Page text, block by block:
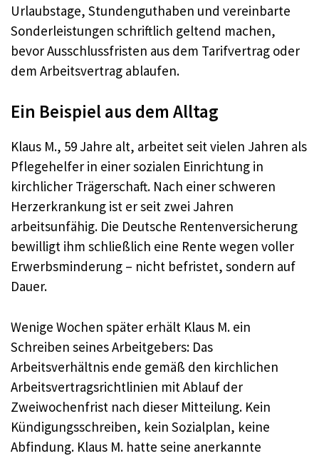
Urlaubstage, Stundenguthaben und vereinbarte
Sonderleistungen schriftlich geltend machen,
bevor Ausschlussfristen aus dem Tarifvertrag oder
dem Arbeitsvertrag ablaufen.
Ein Beispiel aus dem Alltag
Klaus M., 59 Jahre alt, arbeitet seit vielen Jahren als
Pflegehelfer in einer sozialen Einrichtung in
kirchlicher Trägerschaft. Nach einer schweren
Herzerkrankung ist er seit zwei Jahren
arbeitsunfähig. Die Deutsche Rentenversicherung
bewilligt ihm schließlich eine Rente wegen voller
Erwerbsminderung – nicht befristet, sondern auf
Dauer.
Wenige Wochen später erhält Klaus M. ein
Schreiben seines Arbeitgebers: Das
Arbeitsverhältnis ende gemäß den kirchlichen
Arbeitsvertragsrichtlinien mit Ablauf der
Zweiwochenfrist nach dieser Mitteilung. Kein
Kündigungsschreiben, kein Sozialplan, keine
Abfindung. Klaus M. hatte seine anerkannte